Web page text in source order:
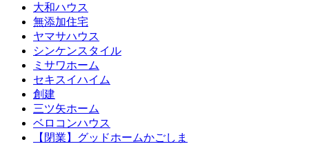
大和ハウス
無添加住宅
ヤマサハウス
シンケンスタイル
ミサワホーム
セキスイハイム
創建
三ツ矢ホーム
ベロコンハウス
【閉業】グッドホームかごしま